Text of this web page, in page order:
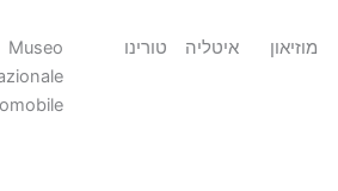
איטליה טורינו
Museo
Nazionale